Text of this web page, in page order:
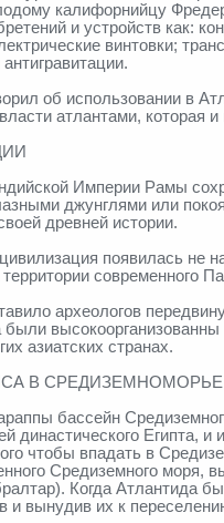
калифорнийцу
и устройств как:
винтовки;
об использовании в
атлантами, которая
Империи Рамы
джунглями или
древней истории.
появилась не
современного
археологов
были
азиатских странах.
В СРЕДИЗЕМНОМОРЬЕ
бассейн
династического Египта,
чтобы впадать в
Средиземного моря,
Когда Атлантида
и вынудив их к